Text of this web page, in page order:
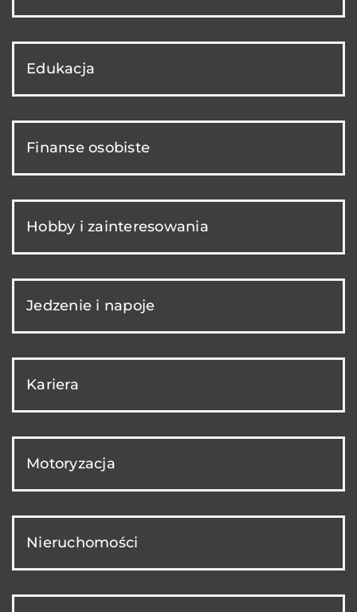
Edukacja
Finanse osobiste
Hobby i zainteresowania
Jedzenie i napoje
Kariera
Motoryzacja
Nieruchomości